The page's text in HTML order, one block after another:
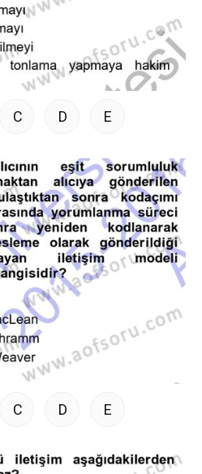
C D E
C D E